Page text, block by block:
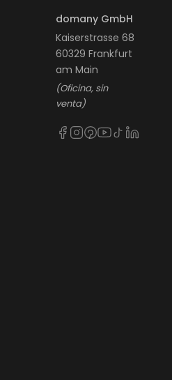
domany GmbH
Kaiserstrasse 68
60329 Frankfurt
am Main
(Oficina, sin
venta)